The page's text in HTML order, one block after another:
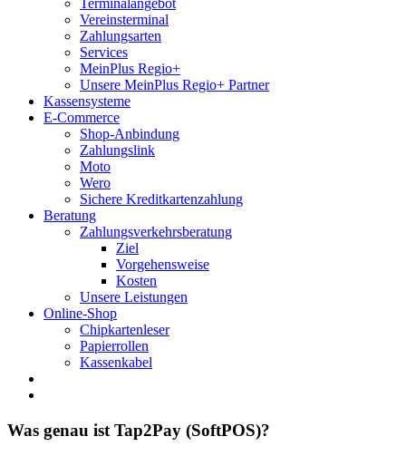
Terminalangebot
Vereinsterminal
Zahlungsarten
Services
MeinPlus Regio+
Unsere MeinPlus Regio+ Partner
Kassensysteme
E-Commerce
Shop-Anbindung
Zahlungslink
Moto
Wero
Sichere Kreditkartenzahlung
Beratung
Zahlungsverkehrsberatung
Ziel
Vorgehensweise
Kosten
Unsere Leistungen
Online-Shop
Chipkartenleser
Papierrollen
Kassenkabel
Was genau ist Tap2Pay (SoftPOS)?